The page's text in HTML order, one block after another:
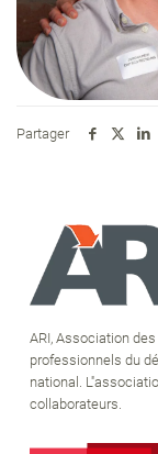
Partager
ARI, Association
professionnels du
national.
collaborateurs.